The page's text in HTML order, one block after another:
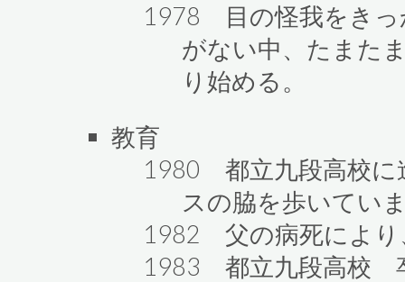
1978 目の怪我をきっ
がない中、たまた
り始める。
教育
1980 都立九段高校に
スの脇を歩いてい
1982 父の病死により
1983 都立九段高校